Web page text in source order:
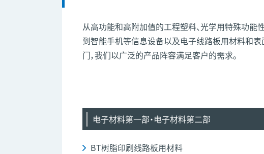
从高功能和高附加值的工程塑料、光学用特殊功能
到智能手机等信息设备以及电子线路板用材料和
门，我们以广泛的产品阵容满足客户的需求。
电子材料第一部・电子材料第二部
BT树脂印刷线路板用材料